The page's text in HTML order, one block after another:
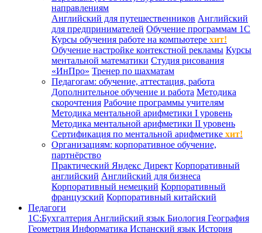
направлениям
Английский для путешественников Английский
для предпринимателей Обучение программам 1С
Курсы обучения работе на компьютере хит!
Обучение настройке контекстной рекламы Курсы
ментальной математики Студия рисования
«ИнПро» Тренер по шахматам
Педагогам: обучение, аттестация, работа
Дополнительное обучение и работа Методика
скорочтения Рабочие программы учителям
Методика ментальной арифметики I уровень
Методика ментальной арифметики II уровень
Сертификация по ментальной арифметике хит!
Организациям: корпоративное обучение,
партнёрство
Практический Яндекс Директ Корпоративный
английский Английский для бизнеса
Корпоративный немецкий Корпоративный
французский Корпоративный китайский
Педагоги
1С:Бухгалтерия Английский язык Биология География
Геометрия Информатика Испанский язык История